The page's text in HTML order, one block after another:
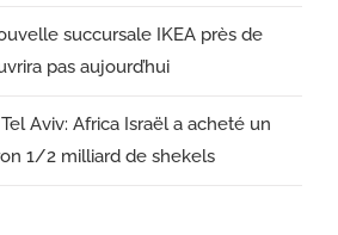
succursale IKEA près de
pas aujourd’hui
Aviv: Africa Israël a acheté un
1/2 milliard de shekels